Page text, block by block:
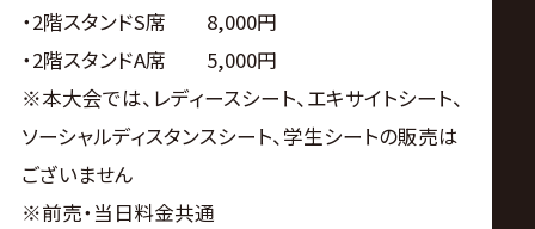
・2階スタンドS席 8,000円
・2階スタンドA席 5,000円
※本大会では、レディースシート、エキサイトシート、
ソーシャルディスタンスシート、学生シートの販売は
ございません
※前売・当日料金共通